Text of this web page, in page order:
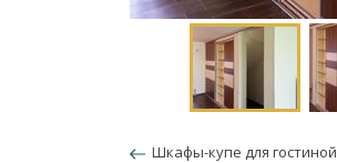
Шкафы-купе для гостиной